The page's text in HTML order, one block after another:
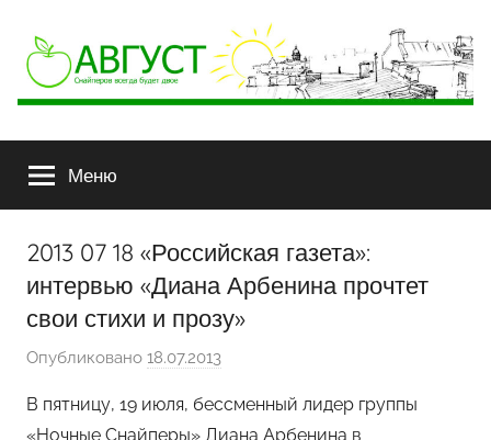
АВГУСТ
будет
двое
Меню
2013 07 18 «Российская газета»:
интервью «Диана Арбенина прочтет
свои стихи и прозу»
Опубликовано 18.07.2013
т
В пятницу, 19 июля, бессменный лидер группы
«Ночные Снайперы» Диана Арбенина в